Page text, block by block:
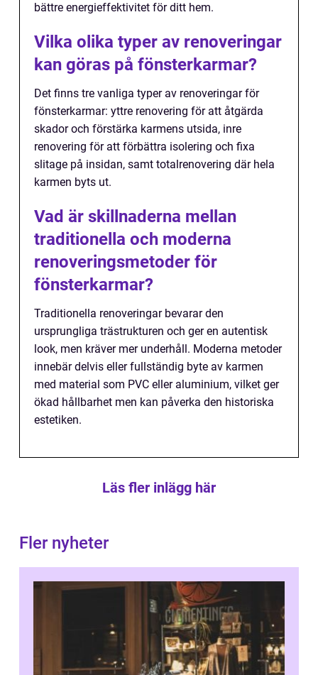
bättre energieffektivitet för ditt hem.
Vilka olika typer av renoveringar
kan göras på fönsterkarmar?
Det finns tre vanliga typer av renoveringar för
fönsterkarmar: yttre renovering för att åtgärda
skador och förstärka karmens utsida, inre
renovering för att förbättra isolering och fixa
slitage på insidan, samt totalrenovering där hela
karmen byts ut.
Vad är skillnaderna mellan
traditionella och moderna
renoveringsmetoder för
fönsterkarmar?
Traditionella renoveringar bevarar den
ursprungliga trästrukturen och ger en autentisk
look, men kräver mer underhåll. Moderna metoder
innebär delvis eller fullständig byte av karmen
med material som PVC eller aluminium, vilket ger
ökad hållbarhet men kan påverka den historiska
estetiken.
Läs fler inlägg här
Fler nyheter